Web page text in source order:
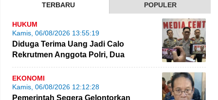
TERBARU POPULER
HUKUM
Kamis, 06/08/2026 13:55:19
Diduga Terima Uang Jadi Calo
Rekrutmen Anggota Polri, Dua
Personel Polda Jambi Diproses
EKONOMI
Kamis, 06/08/2026 12:12:28
Pemerintah Segera Gelontorkan